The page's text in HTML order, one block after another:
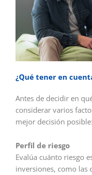
¿Qué tener en
Antes de decidir en
considerar varios
mejor decisión posible:
Perfil de riesgo
Evalúa cuánto riesgo
inversiones, como las